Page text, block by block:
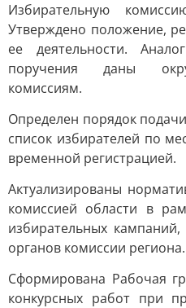
Избирательную
Утверждено положение,
ее деятельности.
поручения даны
комиссиям.
Определен порядок
список избирателей по
временной регистрацией.
Актуализированы
комиссией области в
избирательных
органов комиссии региона.
Сформирована Рабочая
конкурсных работ при